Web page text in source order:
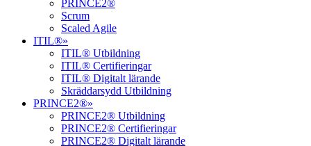
PRINCE2®
Scrum
Scaled Agile
ITIL®»
ITIL® Utbildning
ITIL® Certifieringar
ITIL® Digitalt lärande
Skräddarsydd Utbildning
PRINCE2®»
PRINCE2® Utbildning
PRINCE2® Certifieringar
PRINCE2® Digitalt lärande